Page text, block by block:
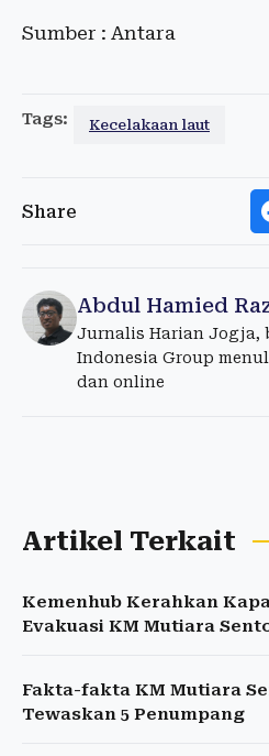
Sumber : Antara
Tags: Kecelakaan laut
Share
Abdul Hamied
Jurnalis Harian Jogja,
Indonesia Group
dan online
Artikel Terkait
Kemenhub Kerahkan
Evakuasi KM Mutiara
Fakta-fakta KM Mutiara
Tewaskan 5 Penumpang